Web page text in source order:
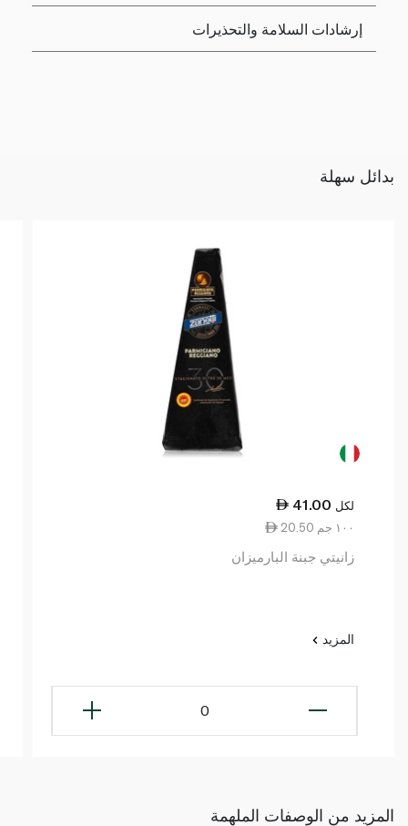
إرشادات السلامة والتحذيرات
بدائل سهلة
41.00 لكل
20.50 ١٠٠ جم
زانيتي جبنة البارميزان
المزيد
0
المزيد من الوصفات الملهمة